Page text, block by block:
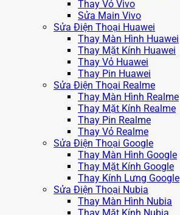
Thay Vỏ Vivo
Sửa Main Vivo
Sửa Điện Thoại Huawei
Thay Màn Hình Huawei
Thay Mặt Kính Huawei
Thay Vỏ Huawei
Thay Pin Huawei
Sửa Điện Thoại Realme
Thay Màn Hình Realme
Thay Mặt Kính Realme
Thay Pin Realme
Thay Vỏ Realme
Sửa Điện Thoại Google
Thay Màn Hình Google
Thay Mặt Kính Google
Thay Kính Lưng Google
Sửa Điện Thoại Nubia
Thay Màn Hình Nubia